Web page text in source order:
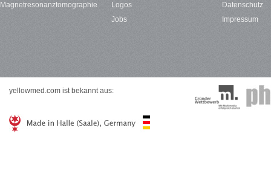
Magnetresonanztomographie
Logos
Jobs
Datenschutz
Impressum
yellowmed.com ist bekannt aus: